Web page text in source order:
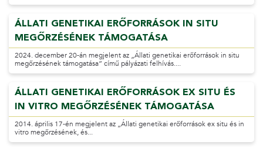
ÁLLATI GENETIKAI ERŐFORRÁSOK IN SITU
MEGŐRZÉSÉNEK TÁMOGATÁSA
2024. december 20-án megjelent az „Állati genetikai erőforrások in situ
megőrzésének támogatása” című pályázati felhívás....
ÁLLATI GENETIKAI ERŐFORRÁSOK EX SITU ÉS
IN VITRO MEGŐRZÉSÉNEK TÁMOGATÁSA
2014. április 17-én megjelent az „Állati genetikai erőforrások ex situ és in
vitro megőrzésének, és...